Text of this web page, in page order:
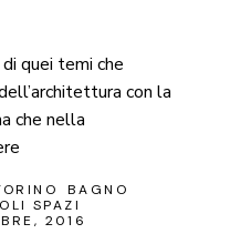
quei temi che
con la
che nella
BAGNO
SPAZI
2016